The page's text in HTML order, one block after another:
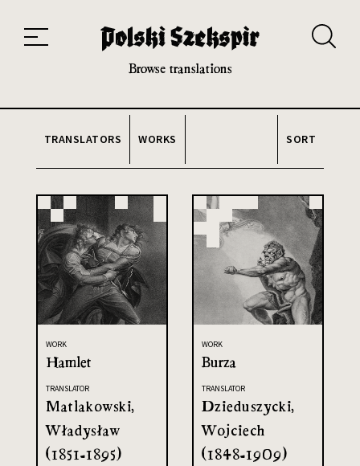
20th and 21st century module
Browse translations
TRANSLATORS WORKS SORT
WORK
Hamlet
TRANSLATOR
Matlakowski,
Władysław
(1851-1895)
WORK
Burza
TRANSLATOR
Dzieduszycki,
Wojciech
(1848-1909)